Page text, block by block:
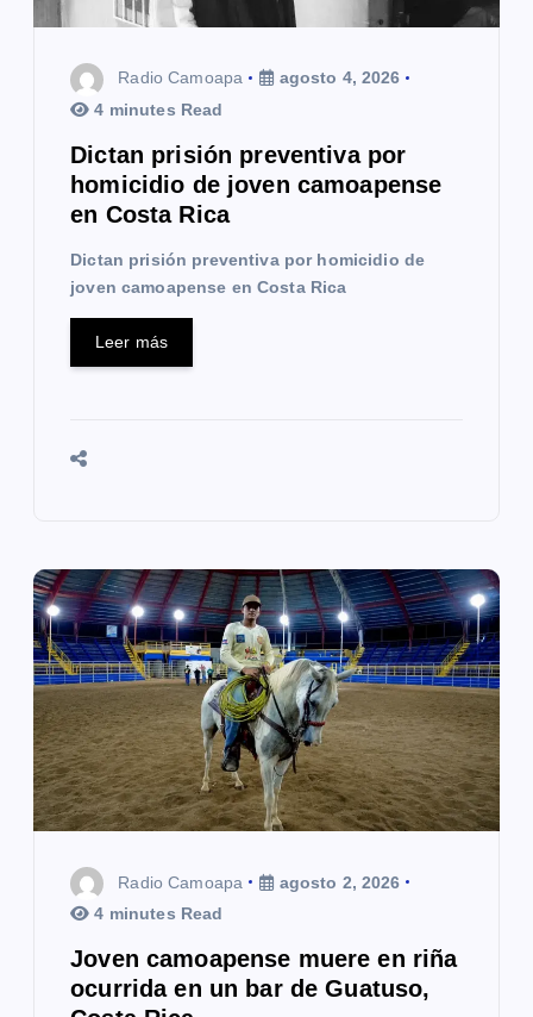
Radio Camoapa
agosto 4, 2026
4 minutes Read
Dictan prisión preventiva por
homicidio de joven camoapense
en Costa Rica
Dictan prisión preventiva por homicidio de
joven camoapense en Costa Rica
Leer más
Radio Camoapa
agosto 2, 2026
4 minutes Read
Joven camoapense muere en riña
ocurrida en un bar de Guatuso,